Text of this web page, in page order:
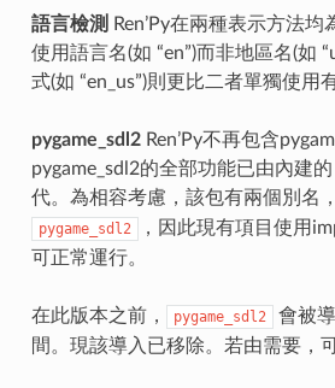
語言檢測
Ren’Py在兩種表示方法
使用語言名(如 “en”)而非地區名(如
式(如 “en_us”)則更比二者單獨使用
pygame_sdl2Ren’Py不再包含
pygame_sdl2的全部功能已由內建
代。為相容考慮，該包有兩個別名
pygame_sdl2
，因此現有項目使用
可正常運行。
在此版本之前， pygame_sdl2
會被
間。現該導入已移除。若由需要，